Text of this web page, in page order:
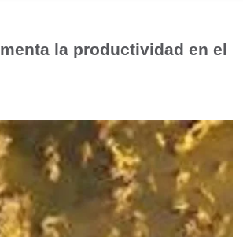
la productividad en el